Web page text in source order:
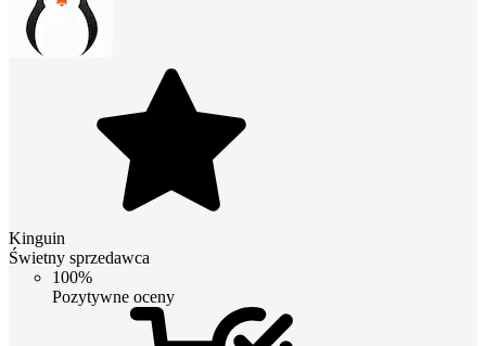
Kinguin
Świetny sprzedawca
100%
Pozytywne oceny